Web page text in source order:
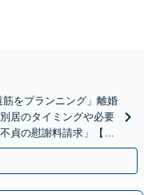
筋をプランニング」離婚
居のタイミングや必要
貞の慰謝料請求」【休